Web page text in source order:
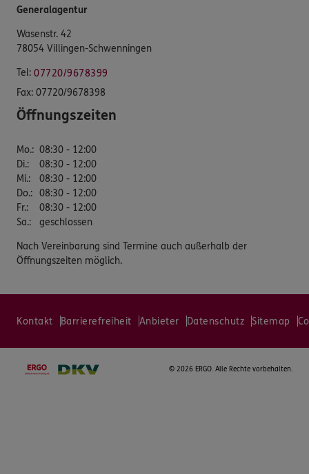
Generalagentur
Wasenstr. 42
78054 Villingen-Schwenningen
Tel: 07720/9678399
Fax: 07720/9678398
Öffnungszeiten
Mo.: 08:30 - 12:00
Di.:
08:30 - 12:00
Mi.:
08:30 - 12:00
Do.: 08:30 - 12:00
Fr.:
08:30 - 12:00
Sa.: geschlossen
Nach Vereinbarung sind Termine auch außerhalb der
Öffnungszeiten möglich.
Kontakt Barrierefreiheit Anbieter Datenschutz Sitemap
© 2026 ERGO. Alle Rechte vorbehalten.